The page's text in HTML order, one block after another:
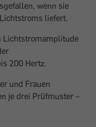
wenn sie
liefert.
Lichtstromamplitude
200 Hertz.
und Frauen
je drei Prüfmuster –